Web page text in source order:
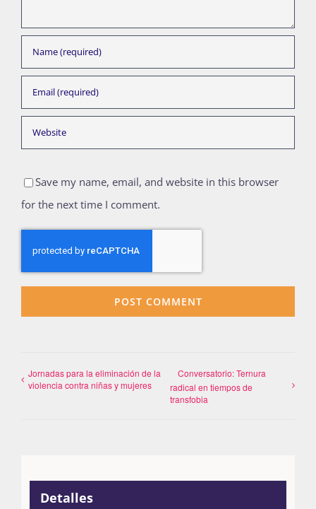
Save my name, email, and website in this browser
for the next time I comment.
Jornadas para la eliminación de la
violencia contra niñas y mujeres
Conversatorio: Ternura
radical en tiempos de
transfobia
Detalles